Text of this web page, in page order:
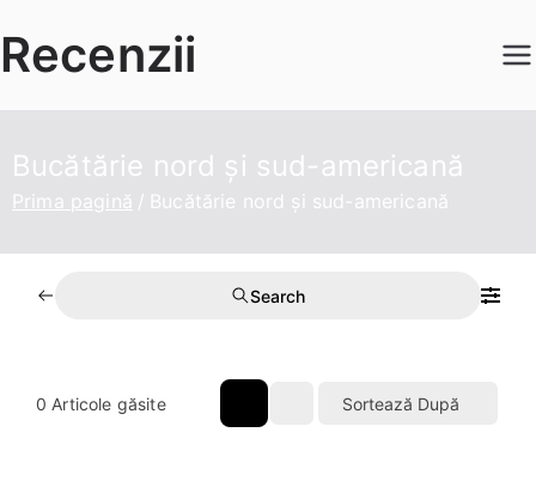
la
Recenzii
Bucătărie nord și sud-americană
Prima pagină Bucătărie nord și sud-americană
Search
0 Articole găsite Sortează După